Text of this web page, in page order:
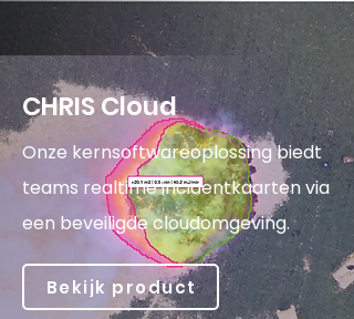
CHRIS Cloud
Onze kernsoftwareoplossing biedt
teams realtime incidentkaarten via
een beveiligde cloudomgeving.
Bekijk product